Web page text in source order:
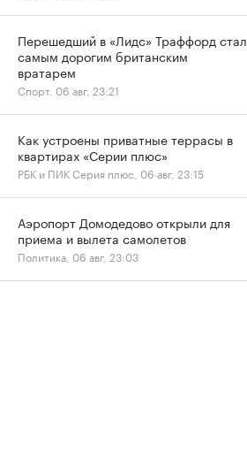
Перешедший в «Лидс» Траффорд стал
самым дорогим британским
вратарем
Спорт, 06 авг, 23:21
Как устроены приватные террасы в
квартирах «Серии плюс»
РБК и ПИК Серия плюс, 06 авг, 23:15
Аэропорт Домодедово открыли для
приема и вылета самолетов
Политика, 06 авг, 23:03